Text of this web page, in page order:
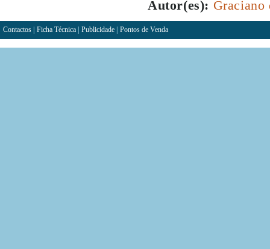
Autor(es):
Contactos Ficha Técnica Publicidade Pontos de Venda